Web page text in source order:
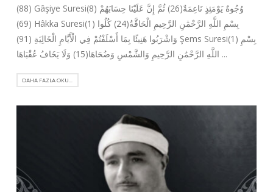
(88) Gâşiye Suresi(8) وُجُوهٌ يَوْمَئِذٍ نَاعِمَةٌ(26) ثُمَّ إِنَّ عَلَيْنَا حِسَابَهُمْ
(69) Hâkka Suresi(1) بِسْمِ اللَّهِ الرَّحْمَٰنِ الرَّحِيمِ الْحَاقَّةُ(24) كُلُوا
وَاشْرَبُوا هَنِيئًا بِمَا أَسْلَفْتُمْ فِي الْأَيَّامِ الْخَالِيَةِ (91) Şems Suresi(1) بِسْمِ
اللَّهِ الرَّحْمَٰنِ الرَّحِيمِ وَالشَّمْسِ وَضُحَاهَا(15) وَلَا يَخَافُ عُقْبَاهَا ...
DAHA FAZLA OKU...